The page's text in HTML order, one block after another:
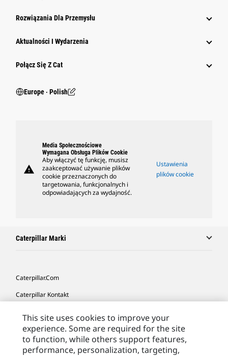
Rozwiązania Dla Przemysłu
Aktualności I Wydarzenia
Połącz Się Z Cat
Europe ‧ Polish
warning
Media Społecznościowe
Wymagana Obsługa Plików Cookie
Aby włączyć tę funkcję, musisz
zaakceptować używanie plików
cookie przeznaczonych do
targetowania, funkcjonalnych i
odpowiadających za wydajność.
Ustawienia
plików cookie
Caterpillar Marki
Caterpillar.com
Caterpillar Kontakt
Moje Preferencje Marketingowe
Site Map
This site uses cookies to improve your
experience. Some are required for the site
to function, while others support features,
performance, personalization, targeting,